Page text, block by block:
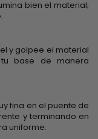
bien el material;
y golpee el material
base de manera
fina en el puente de
y terminando en
uniforme.